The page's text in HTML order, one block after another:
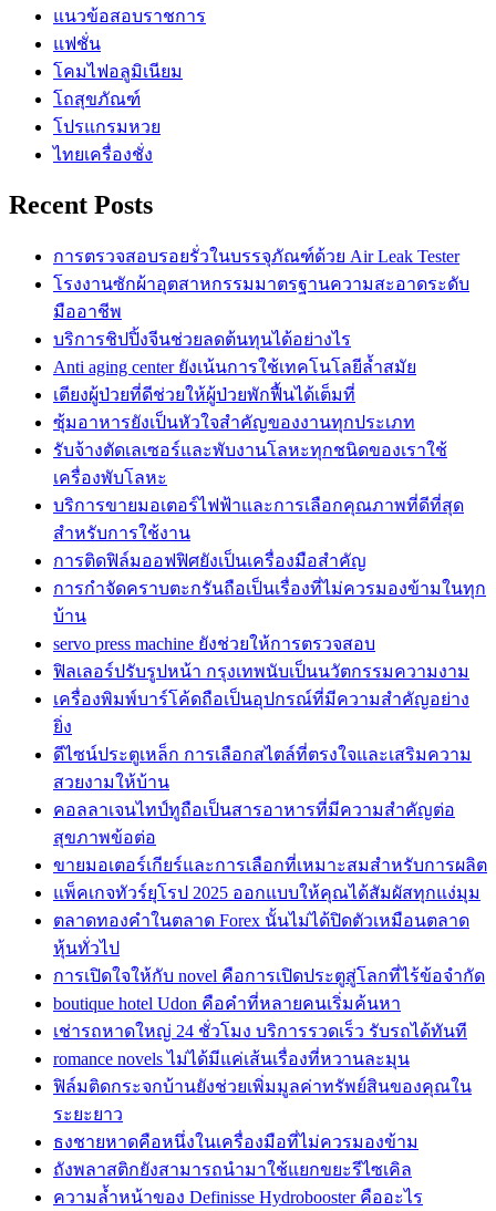
แนวข้อสอบราชการ
แฟชั่น
โคมไฟอลูมิเนียม
โถสุขภัณฑ์
โปรแกรมหวย
ไทยเครื่องชั่ง
Recent Posts
การตรวจสอบรอยรั่วในบรรจุภัณฑ์ด้วย Air Leak Tester
โรงงานซักผ้าอุตสาหกรรมมาตรฐานความสะอาดระดับ
มืออาชีพ
บริการชิปปิ้งจีนช่วยลดต้นทุนได้อย่างไร
Anti aging center ยังเน้นการใช้เทคโนโลยีล้ำสมัย
เตียงผู้ป่วยที่ดีช่วยให้ผู้ป่วยพักฟื้นได้เต็มที่
ซุ้มอาหารยังเป็นหัวใจสำคัญของงานทุกประเภท
รับจ้างตัดเลเซอร์และพับงานโลหะทุกชนิดของเราใช้
เครื่องพับโลหะ
บริการขายมอเตอร์ไฟฟ้าและการเลือกคุณภาพที่ดีที่สุด
สำหรับการใช้งาน
การติดฟิล์มออฟฟิศยังเป็นเครื่องมือสำคัญ
การกำจัดคราบตะกรันถือเป็นเรื่องที่ไม่ควรมองข้ามในทุก
บ้าน
servo press machine ยังช่วยให้การตรวจสอบ
ฟิลเลอร์ปรับรูปหน้า กรุงเทพนับเป็นนวัตกรรมความงาม
เครื่องพิมพ์บาร์โค้ดถือเป็นอุปกรณ์ที่มีความสำคัญอย่าง
ยิ่ง
ดีไซน์ประตูเหล็ก การเลือกสไตล์ที่ตรงใจและเสริมความ
สวยงามให้บ้าน
คอลลาเจนไทป์ทูถือเป็นสารอาหารที่มีความสำคัญต่อ
สุขภาพข้อต่อ
ขายมอเตอร์เกียร์และการเลือกที่เหมาะสมสำหรับการผลิต
แพ็คเกจทัวร์ยุโรป 2025 ออกแบบให้คุณได้สัมผัสทุกแง่มุม
ตลาดทองคำในตลาด Forex นั้นไม่ได้ปิดตัวเหมือนตลาด
หุ้นทั่วไป
การเปิดใจให้กับ novel คือการเปิดประตูสู่โลกที่ไร้ข้อจำกัด
boutique hotel Udon คือคำที่หลายคนเริ่มค้นหา
เช่ารถหาดใหญ่ 24 ชั่วโมง บริการรวดเร็ว รับรถได้ทันที
romance novels ไม่ได้มีแค่เส้นเรื่องที่หวานละมุน
ฟิล์มติดกระจกบ้านยังช่วยเพิ่มมูลค่าทรัพย์สินของคุณใน
ระยะยาว
ธงชายหาดคือหนึ่งในเครื่องมือที่ไม่ควรมองข้าม
ถังพลาสติกยังสามารถนำมาใช้แยกขยะรีไซเคิล
ความล้ำหน้าของ Definisse Hydrobooster คืออะไร